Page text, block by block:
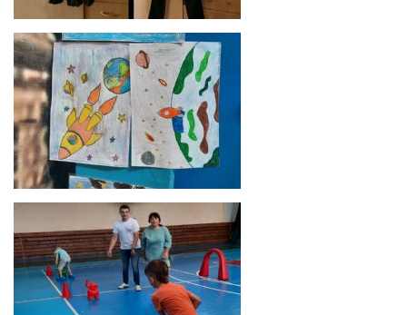
Мечтая о космосе